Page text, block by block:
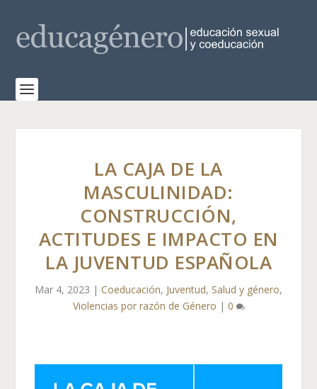
LA CAJA DE LA
MASCULINIDAD:
CONSTRUCCIÓN,
ACTITUDES E IMPACTO EN
LA JUVENTUD ESPAÑOLA
Mar 4, 2023 | Coeducación, Juventud, Salud y género,
Violencias por razón de Género | 0